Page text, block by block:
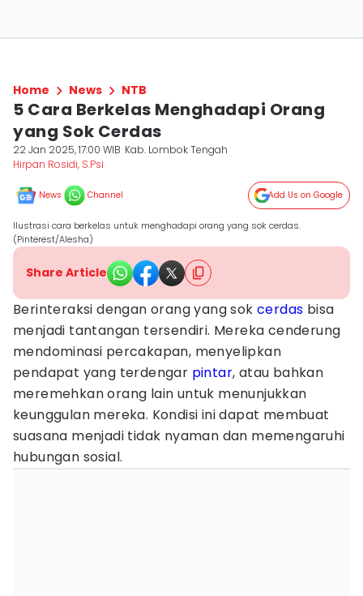
Home News NTB
5 Cara Berkelas Menghadapi Orang
yang Sok Cerdas
22 Jan 2025, 17:00 WIB Kab. Lombok Tengah
Hirpan Rosidi, S.Psi
News Channel Add Us on Google
Ilustrasi cara berkelas untuk menghadapi orang yang sok cerdas.
(Pinterest/Alesha)
Share Article
Berinteraksi dengan orang yang sok cerdas bisa
menjadi tantangan tersendiri. Mereka cenderung
mendominasi percakapan, menyelipkan
pendapat yang terdengar pintar, atau bahkan
meremehkan orang lain untuk menunjukkan
keunggulan mereka. Kondisi ini dapat membuat
suasana menjadi tidak nyaman dan memengaruhi
hubungan sosial.